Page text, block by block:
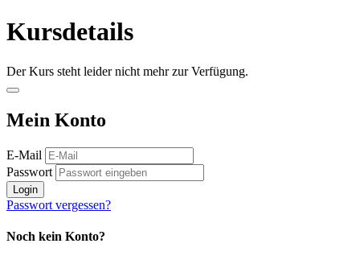
Kursdetails
Der Kurs steht leider nicht mehr zur Verfügung.
Mein Konto
E-Mail
Passwort
Login
Passwort vergessen?
Noch kein Konto?